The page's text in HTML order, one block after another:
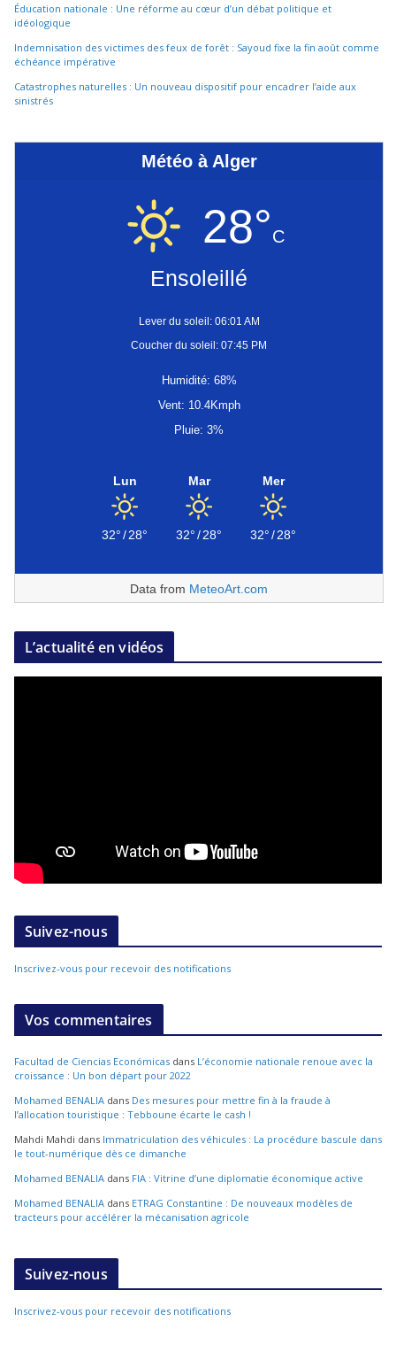
Éducation nationale : Une réforme au cœur d’un débat politique et
idéologique
Indemnisation des victimes des feux de forêt : Sayoud fixe la fin août comme
échéance impérative
Catastrophes naturelles : Un nouveau dispositif pour encadrer l’aide aux
sinistrés
Météo à Alger
28°C
Ensoleillé
Lever du soleil: 06:01 AM
Coucher du soleil: 07:45 PM
Humidité: 68%
Vent: 10.4Kmph
Pluie: 3%
Lun
32°/28°
Mar
32°/28°
Mer
32°/28°
Data from MeteoArt.com
L’actualité en vidéos
Suivez-nous
Inscrivez-vous pour recevoir des notifications
Vos commentaires
Facultad de Ciencias Económicas dans L’économie nationale renoue avec la
croissance : Un bon départ pour 2022
Mohamed BENALIA dans Des mesures pour mettre fin à la fraude à
l’allocation touristique : Tebboune écarte le cash !
Mahdi Mahdi dans Immatriculation des véhicules : La procédure bascule dans
le tout-numérique dès ce dimanche
Mohamed BENALIA dans FIA : Vitrine d’une diplomatie économique active
Mohamed BENALIA dans ETRAG Constantine : De nouveaux modèles de
tracteurs pour accélérer la mécanisation agricole
Suivez-nous
Inscrivez-vous pour recevoir des notifications